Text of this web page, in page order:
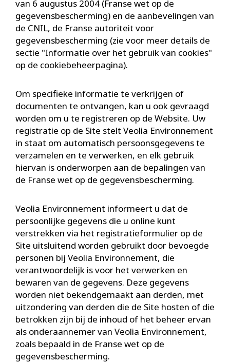
van 6 augustus 2004 (Franse wet op de
gegevensbescherming) en de aanbevelingen van
de CNIL, de Franse autoriteit voor
gegevensbescherming (zie voor meer details de
sectie "Informatie over het gebruik van cookies"
op de cookiebeheerpagina).
Om specifieke informatie te verkrijgen of
documenten te ontvangen, kan u ook gevraagd
worden om u te registreren op de Website. Uw
registratie op de Site stelt Veolia Environnement
in staat om automatisch persoonsgegevens te
verzamelen en te verwerken, en elk gebruik
hiervan is onderworpen aan de bepalingen van
de Franse wet op de gegevensbescherming.
Veolia Environnement informeert u dat de
persoonlijke gegevens die u online kunt
verstrekken via het registratieformulier op de
Site uitsluitend worden gebruikt door bevoegde
personen bij Veolia Environnement, die
verantwoordelijk is voor het verwerken en
bewaren van de gegevens. Deze gegevens
worden niet bekendgemaakt aan derden, met
uitzondering van derden die de Site hosten of die
betrokken zijn bij de inhoud of het beheer ervan
als onderaannemer van Veolia Environnement,
zoals bepaald in de Franse wet op de
gegevensbescherming.